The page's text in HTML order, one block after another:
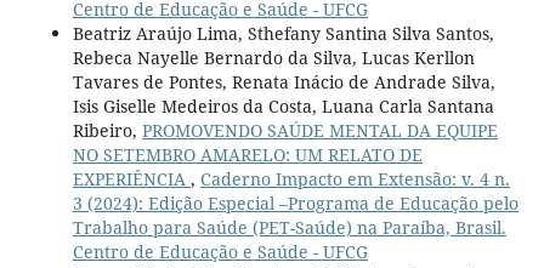
Centro de Educação e Saúde - UFCG
Beatriz Araújo Lima, Sthefany Santina Silva Santos,
Rebeca Nayelle Bernardo da Silva, Lucas Kerllon
Tavares de Pontes, Renata Inácio de Andrade Silva,
Isis Giselle Medeiros da Costa, Luana Carla Santana
Ribeiro, PROMOVENDO SAÚDE MENTAL DA EQUIPE
NO SETEMBRO AMARELO: UM RELATO DE
EXPERIÊNCIA , Caderno Impacto em Extensão: v. 4 n.
3 (2024): Edição Especial –Programa de Educação pelo
Trabalho para Saúde (PET-Saúde) na Paraíba, Brasil.
Centro de Educação e Saúde - UFCG